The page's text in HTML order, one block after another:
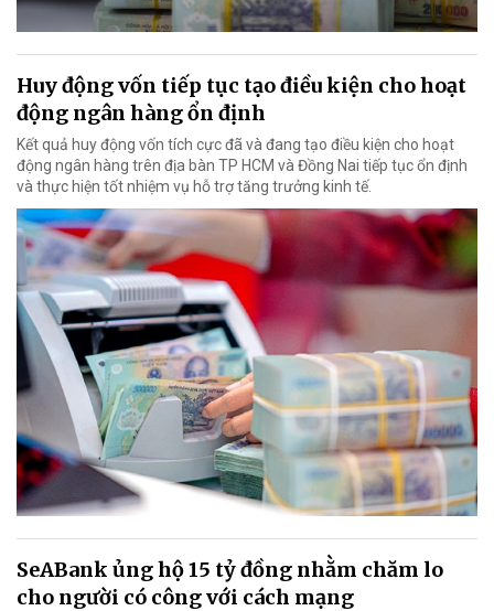
Huy động vốn tiếp tục tạo điều kiện cho hoạt
động ngân hàng ổn định
Kết quả huy động vốn tích cực đã và đang tạo điều kiện cho hoạt
động ngân hàng trên địa bàn TP HCM và Đồng Nai tiếp tục ổn định
và thực hiện tốt nhiệm vụ hỗ trợ tăng trưởng kinh tế.
SeABank ủng hộ 15 tỷ đồng nhằm chăm lo
cho người có công với cách mạng